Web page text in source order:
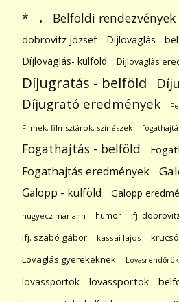
* . Belföldi rendezvények
dobrovitz józsef
Díjlovaglás -
Díjlovaglás- külföld
Díjlovaglás
Díjugratás - belföld
Díjugrató eredmények
Filmek; filmsztárok; színészek
Fogathajtás - belföld
Fogathajtás eredmények
Galopp - külföld Galopp
hugyecz mariann humor ifj.
ifj. szabó gábor kassai lajos
Lovaglás gyerekeknek
lovassportok lovassportok -